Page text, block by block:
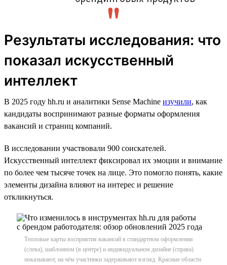
Результаты исследования: что
показал искусственный
интеллект
В 2025 году hh.ru и аналитики Sense Machine изучили, как
кандидаты воспринимают разные форматы оформления
вакансий и страниц компаний.
В исследовании участвовали 900 соискателей.
Искусственный интеллект фиксировал их эмоции и внимание
по более чем тысяче точек на лице. Это помогло понять, какие
элементы дизайна влияют на интерес и решение
откликнуться.
Тепловые карты восприятия вакансий в стандартном оформлении
(слева), шаблонном (в центре) и индивидуальном дизайне (справа)
показывают, на чём участники задерживают взгляд. Красные области